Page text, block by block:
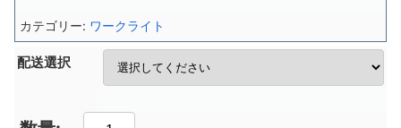
配送選択
カテゴリー: ワークライト